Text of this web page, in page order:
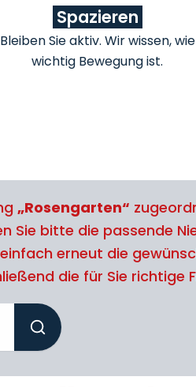
Spazieren
Bleiben Sie aktiv. Wir wissen, wie
wichtig Bewegung ist.
„Rosengarten“
Sie bitte die passende
erneut die
die für Sie richtige